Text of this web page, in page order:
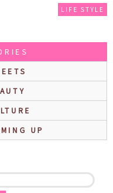
一部店舗限定で特別装飾
LIFE STYLE
UP